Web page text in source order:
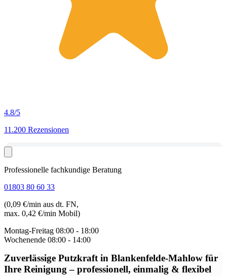
4.8/5
11.200 Rezensionen
Professionelle fachkundige Beratung
01803 80 60 33
(0,09 €/min aus dt. FN,
max. 0,42 €/min Mobil)
Montag-Freitag 08:00 - 18:00
Wochenende 08:00 - 14:00
Zuverlässige Putzkraft in Blankenfelde-Mahlow für
Ihre Reinigung – professionell, einmalig & flexibel